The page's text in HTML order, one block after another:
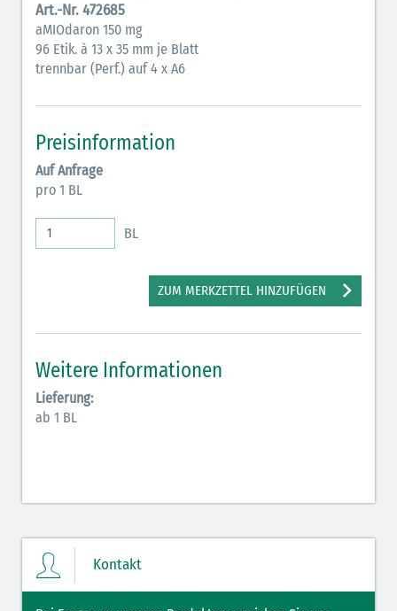
Anticholinergika (hellgrün)
Cholinergika (hellgrün schraffiert)
Rahmen)
Bronchodilatatoren (blau-braun)
Antikonvulsiva (grau-lila)
Inodilatatoren (rot-grün)
Elektrolyte (grün-pink)
Elektrolyte Kalium (grün-blau)
Elektrolyte NaCl (grün)
Art.-Nr. 472685
aMIOdaron 150 mg
96 Etik. à 13 x 35 mm je Blatt
trennbar (Perf.) auf 4 x A6
Preisinformation
Auf Anfrage
pro 1 BL
BL
ZUM MERKZETTEL HINZUFÜGEN
Weitere Informationen
Lieferung:
ab 1 BL
Kontakt